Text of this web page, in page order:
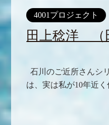
4001プロジェクト
田上稔洋 （
石川のご近所さんシ
は、実は私が10年近く